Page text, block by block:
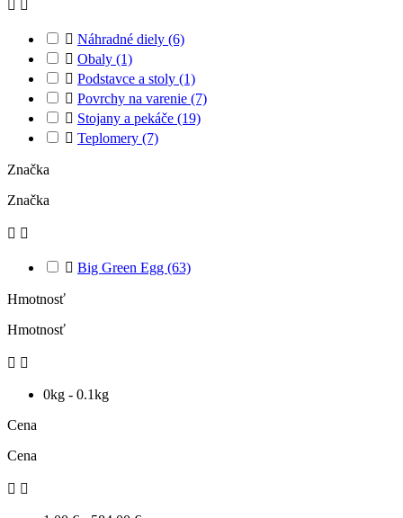
 
 Náhradné diely (6)
 Obaly (1)
 Podstavce a stoly (1)
 Povrchy na varenie (7)
 Stojany a pekáče (19)
 Teplomery (7)
Značka
Značka
 
 Big Green Egg (63)
Hmotnosť
Hmotnosť
 
0kg - 0.1kg
Cena
Cena
 